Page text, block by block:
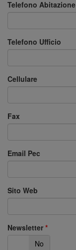
Telefono Abitazione
Telefono Ufficio
Cellulare
Fax
Email Pec
Sito Web
Newsletter
No